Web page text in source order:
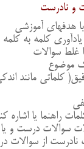
و نادرست
کلماتی مانند